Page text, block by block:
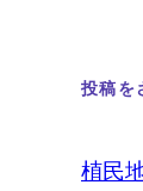
投稿を
植民